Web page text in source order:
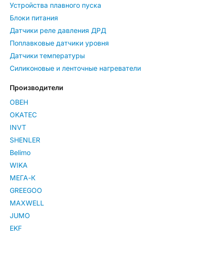
Устройства плавного пуска
Блоки питания
Датчики реле давления ДРД
Поплавковые датчики уровня
Датчики температуры
Силиконовые и ленточные нагреватели
Производители
ОВЕН
OKATEC
INVT
SHENLER
Belimo
WIKA
МЕГА-К
GREEGOO
MAXWELL
JUMO
EKF